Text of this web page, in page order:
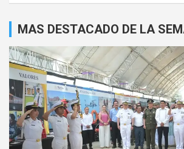
MAS DESTACADO DE LA